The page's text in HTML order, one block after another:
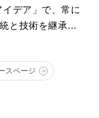
デア」で、常に
と技術を継承す
、井原、倉敷エ
スページ